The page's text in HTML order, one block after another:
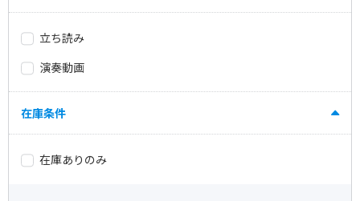
立ち読み
演奏動画
在庫条件
在庫ありのみ